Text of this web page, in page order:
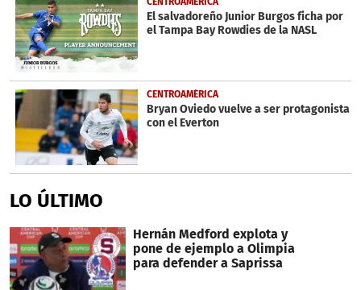
El salvadoreño Junior Burgos ficha por
el Tampa Bay Rowdies de la NASL
CENTROAMÉRICA
Bryan Oviedo vuelve a ser protagonista
con el Everton
LO ÚLTIMO
Hernán Medford explota y
pone de ejemplo a Olimpia
para defender a Saprissa